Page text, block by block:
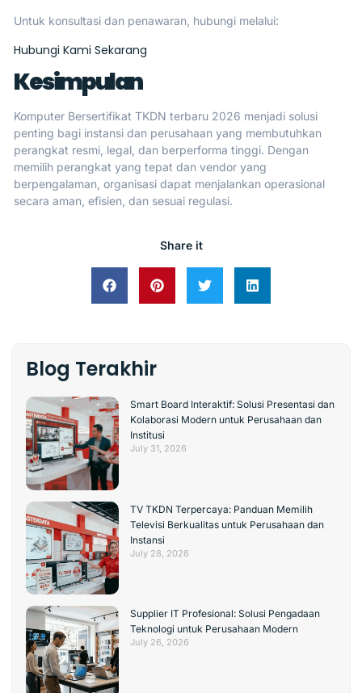
Share it
Untuk konsultasi dan penawaran, hubungi melalui:
Hubungi Kami Sekarang
Kesimpulan
Komputer Bersertifikat TKDN terbaru 2026 menjadi solusi
penting bagi instansi dan perusahaan yang membutuhkan
perangkat resmi, legal, dan berperforma tinggi. Dengan
memilih perangkat yang tepat dan vendor yang
berpengalaman, organisasi dapat menjalankan operasional
secara aman, efisien, dan sesuai regulasi.
Blog Terakhir
Smart Board Interaktif: Solusi Presentasi dan
Kolaborasi Modern untuk Perusahaan dan
Institusi
July 31, 2026
TV TKDN Terpercaya: Panduan Memilih
Televisi Berkualitas untuk Perusahaan dan
Instansi
July 28, 2026
Supplier IT Profesional: Solusi Pengadaan
Teknologi untuk Perusahaan Modern
July 26, 2026